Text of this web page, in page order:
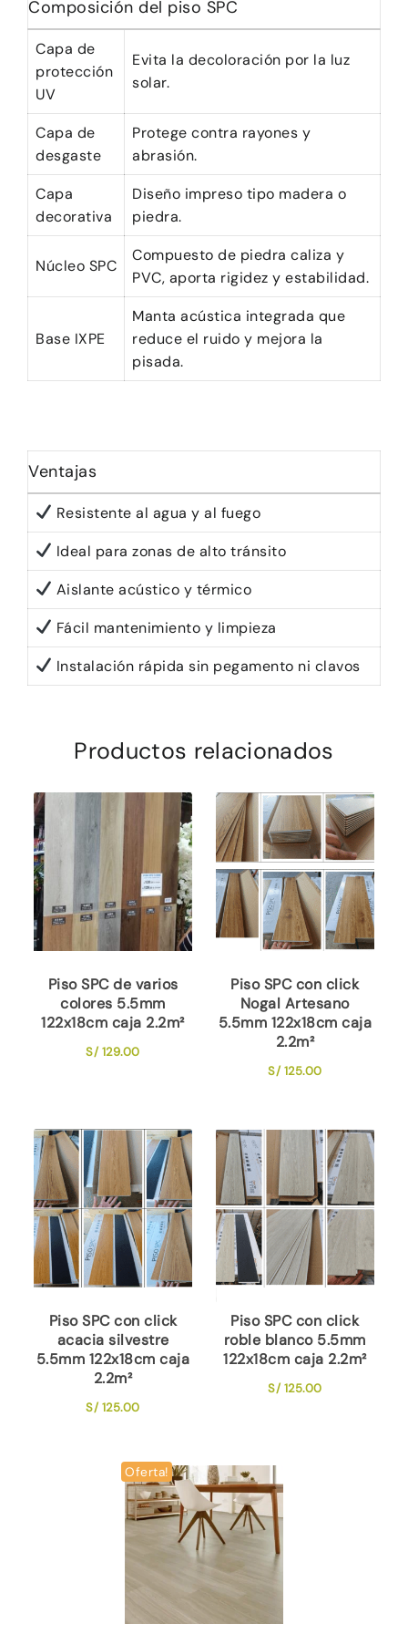
Composición del piso SPC
Capa de
protección
UV
Evita la decoloración por la luz
solar.
Capa de
desgaste
Protege contra rayones y
abrasión.
Capa
decorativa
Diseño impreso tipo madera o
piedra.
Núcleo SPC
Compuesto de piedra caliza y
PVC, aporta rigidez y estabilidad.
Base IXPE
Manta acústica integrada que
reduce el ruido y mejora la
pisada.
Ventajas
Resistente al agua y al fuego
Ideal para zonas de alto tránsito
Aislante acústico y térmico
Fácil mantenimiento y limpieza
Instalación rápida sin pegamento ni clavos
Productos relacionados
Piso SPC de varios
colores 5.5mm
122x18cm caja 2.2m²
S/129.00
Piso SPC con click
Nogal Artesano
5.5mm 122x18cm caja
2.2m²
S/125.00
Piso SPC con click
acacia silvestre
5.5mm 122x18cm caja
2.2m²
S/125.00
Piso SPC con click
roble blanco 5.5mm
122x18cm caja 2.2m²
S/125.00
Oferta!